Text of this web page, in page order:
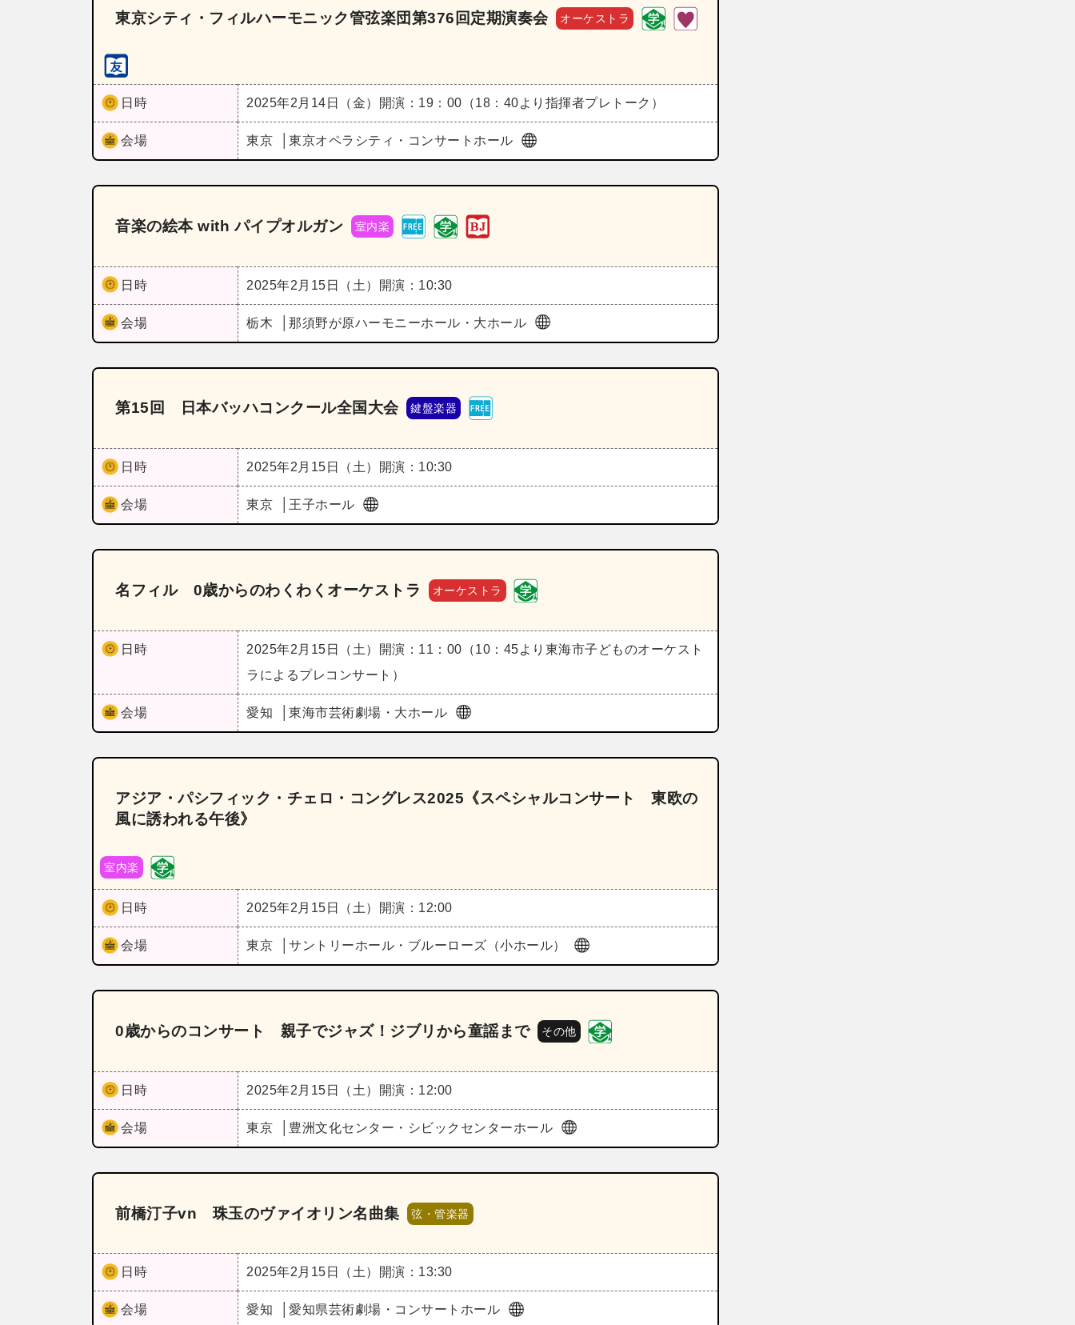
東京シティ・フィルハーモニック管弦楽団第376回定期演奏会 オーケストラ
日時 2025年2月14日（金） 開演：19：00（18：40より指揮者プレトーク）
会場 東京 東京オペラシティ・コンサートホール
音楽の絵本 with パイプオルガン 室内楽
日時 2025年2月15日（土） 開演：10:30
会場 栃木 那須野が原ハーモニーホール・大ホール
第15回 日本バッハコンクール全国大会 鍵盤楽器
日時 2025年2月15日（土） 開演：10:30
会場 東京 王子ホール
名フィル 0歳からのわくわくオーケストラ オーケストラ
日時 2025年2月15日（土）
開演：11：00（10：45より東海市子どものオーケスト
ラによるプレコンサート）
会場 愛知 東海市芸術劇場・大ホール
アジア・パシフィック・チェロ・コングレス2025《スペシャルコンサート 東欧の
風に誘われる午後》
室内楽
日時 2025年2月15日（土） 開演：12:00
会場 東京 サントリーホール・ブルーローズ（小ホール）
0歳からのコンサート 親子でジャズ！ジブリから童謡まで その他
日時 2025年2月15日（土） 開演：12:00
会場 東京 豊洲文化センター・シビックセンターホール
前橋汀子vn 珠玉のヴァイオリン名曲集 弦・管楽器
日時 2025年2月15日（土） 開演：13:30
会場 愛知 愛知県芸術劇場・コンサートホール